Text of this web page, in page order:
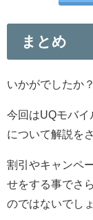
まとめ
いかがでしたか
今回はUQモバイ
について解説を
割引やキャンペ
せをする事でさ
のではないでし